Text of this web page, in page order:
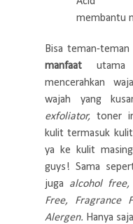
membantu
Bisa teman-
manfaat
mencerahkan
wajah yang
exfoliator, toner
kulit termasuk
ya ke kulit
guys! Sama
juga alcohol
Free, Fragrance
Alergen. Hanya